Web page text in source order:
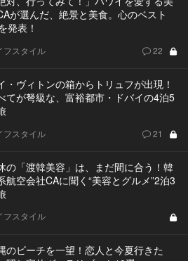
が選んだ、絶景と美食。心のベスト
発表！
フスタイル 22
・ヴィトンの箱からトリュフが出現！
てが弩級な、富裕都市・ドバイの4泊5
フスタイル 21
の「渡韓美容」は、まだ間に合う！韓
航空会社CAに聞く“美容とグルメ”2泊3
フスタイル
のビーチを一望！恋人と今夏行きた